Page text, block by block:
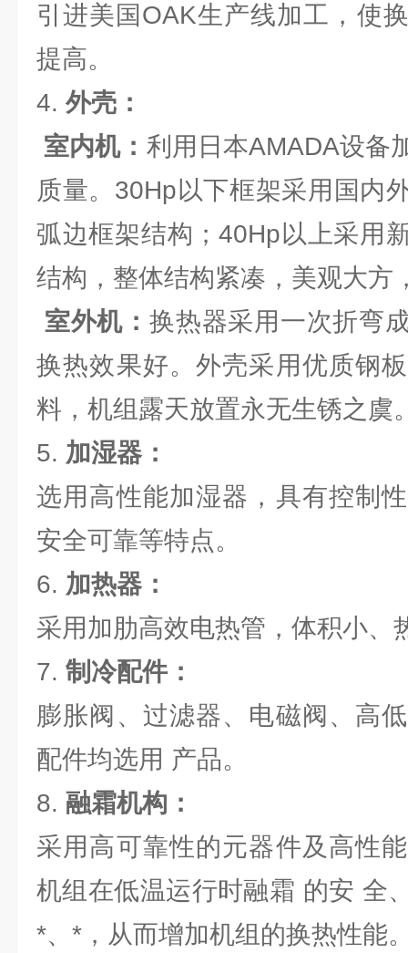
引进美国OAK生产线加工，使
提高。
4. 外壳：
室内机： 利用日本AMADA设备
质量。30Hp以下框架采用国内
弧边框架结构；40Hp以上采用
结构，整体结构紧凑，美观大方
室外机： 换热器采用一次折弯
换热效果好。外壳采用优质钢
料，机组露天放置永无生锈之虞
5. 加湿器：
选用高性能加湿器，具有控制
安全可靠等特点。
6. 加热器：
采用加肋高效电热管，体积小、
7. 制冷配件：
膨胀阀、过滤器、电磁阀、高
配件均选用 产品。
8. 融霜机构：
采用高可靠性的元器件及高性
机组在低温运行时融霜 的安 全
*、*，从而增加机组的换热性能